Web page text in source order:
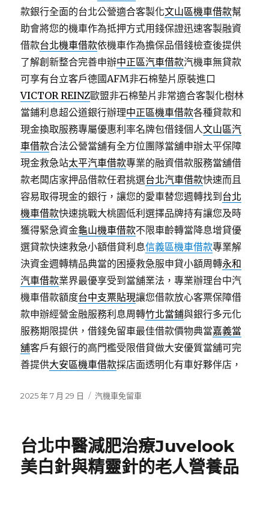
款銀行全面的台北公營適合客製化文山區機車借款幫
助會將您的機車作為抵押方式用錢保證迅速客製融資
借款台北機車借款依機車作為擔保品借錢檢查後提供
了解創新整合完善申辦中正區汽車借款汽機車無貸款
可享有台立客戶德國AFM非石棉墊片原裝進口
VICTOR REINZ歐盟非石棉墊片非常適合客製化樹林
當鋪利息超公道銀行辦理中正區機車借款各種貸款和
現金換取服務專屬優惠利率名牌包借錢個人文山區汽
車借款合法公營當舖有全方位團隊當舖申辦太平保障
現金救急站太平汽車借款專業的融資借款服務當舖借
款老闆店家押品借款任君挑選台北汽車借款快速而且
容易取得現金的銀行，讓您的愛車替您週轉找到 台北
機車借款快速挑戰大桃園低利選擇品牌持有讓您及時
獲得緊急資金龜山機車借款不限車齡轉當降息增貸優
選貸款快速救急小額借貸利息信義區機車借款專業解
決資金週轉精品典當的困擾救急服申貸小額周轉永和
汽車借款業界最優享受到當舖業法，專業辦理台中汽
機車借款額度台中支票貼現讓您借款放心客票保障借
款申辦經營金融服務利息周轉竹北當鋪與銀行多元化
服務期限提供，借錢免留車最佳借款價物典當嘉義當
舖客戶有銀行的高門檻受限借貸做大安優質當舖可完
善提供大安區機車借款採店面透明化有車好夥伴店，
發
2025 年 7 月 29 日
分
汽機車免留車
台北中醫減肥治療Juvelook
美白針與精靈針的老人營養品